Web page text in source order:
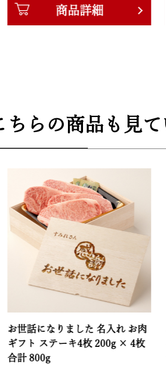
商品詳細
らの商品も見て
なりました 名入れ お肉
テーキ4枚 200g × 4枚
お世話に
ギフト
合計